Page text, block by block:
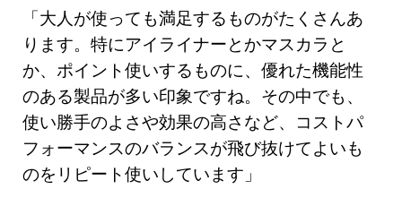
「大人が使っても満足するものがたくさんあ
ります。特にアイライナーとかマスカラと
か、ポイント使いするものに、優れた機能性
のある製品が多い印象ですね。その中でも、
使い勝手のよさや効果の高さなど、コストパ
フォーマンスのバランスが飛び抜けてよいも
のをリピート使いしています」